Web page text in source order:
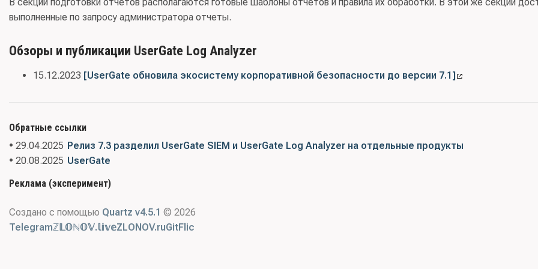
выполненные по запросу администратора отчеты.
Обзоры и публикации UserGate Log Analyzer
15.12.2023 [UserGate обновила экосистему корпоративной безопасности до версии 7.1]
Обратные ссылки
• 29.04.2025 Релиз 7.3 разделил UserGate SIEM и UserGate Log Analyzer на отдельные продукты
• 20.08.2025 UserGate
Реклама (эксперимент)
Создано с помощью Quartz v4.5.1 © 2026
Telegramℤ𝕃𝕆ℕ𝕆𝕍.𝕝𝕚𝕧𝕖ZLONOV.ruGitFlic